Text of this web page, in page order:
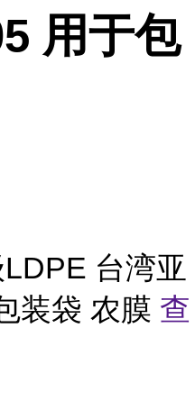
用于包
台湾亚
装袋 农膜 查